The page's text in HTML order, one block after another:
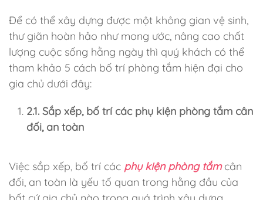
Để có thể xây dựng được một không gian vệ sinh,
thư giãn hoàn hảo như mong ước, nâng cao chất
lượng cuộc sống hằng ngày thì quý khách có thể
tham khảo 5 cách bố trí phòng tắm hiện đại cho
gia chủ dưới đây:
2.1. Sắp xếp, bố trí các phụ kiện phòng tắm cân
đối, an toàn
Việc sắp xếp, bố trí các phụ kiện phòng tắmcân
đối, an toàn là yếu tố quan trong hằng đầu của